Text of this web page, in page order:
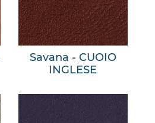
Savana - CUOIO
INGLESE